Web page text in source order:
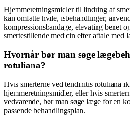
Hjemmeretningsmidler til lindring af
kan omfatte hvile, isbehandlinger,
kompressionsbandage, elevating benet
smertestillende medicin efter aftale med
Hvornår bør man søge
rotuliana?
Hvis smerterne ved tendinitis rotuliana
hjemmeretningsmidler, eller hvis
vedvarende, bør man søge læge for en
passende behandlingsplan.